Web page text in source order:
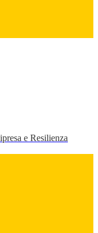
e Resilienza